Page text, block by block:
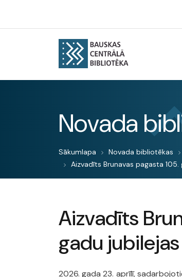
Novada
Sākumlapa Novada bibliotēkas
Aizvadīts Brunavas pagasta 105.
Aizvadīts
gadu
2026. gada 23. aprīlī,